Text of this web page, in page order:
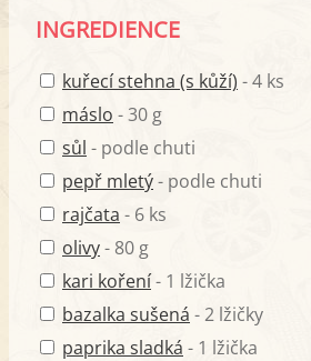
INGREDIENCE
kuřecí stehna (s kůží) - 4 ks
máslo - 30 g
sůl - podle chuti
pepř mletý- podle chuti
rajčata - 6 ks
olivy- 80 g
kari koření- 1 lžička
bazalka sušená - 2 lžičky
paprika sladká - 1 lžička